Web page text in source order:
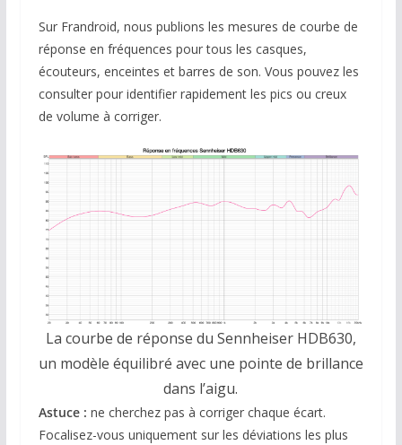
Sur Frandroid, nous publions les mesures de courbe de
réponse en fréquences pour tous les casques,
écouteurs, enceintes et barres de son. Vous pouvez les
consulter pour identifier rapidement les pics ou creux
de volume à corriger.
La courbe de réponse du Sennheiser HDB630,
un modèle équilibré avec une pointe de brillance
dans l’aigu.
Astuce : ne cherchez pas à corriger chaque écart.
Focalisez-vous uniquement sur les déviations les plus